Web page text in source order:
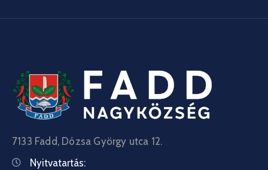
7133 Fadd, Dózsa György utca 12.
Nyitvatartás: